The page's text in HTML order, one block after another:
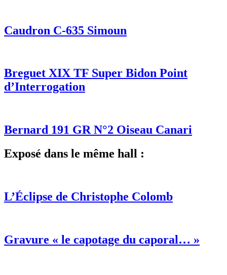
Caudron C-635 Simoun
Breguet XIX TF Super Bidon Point
d’Interrogation
Bernard 191 GR N°2 Oiseau Canari
Exposé dans le même hall :
L’Éclipse de Christophe Colomb
Gravure « le capotage du caporal… »